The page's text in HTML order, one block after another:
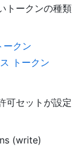
トークンの種類
ークン
トークン
可セットが設定
(write)